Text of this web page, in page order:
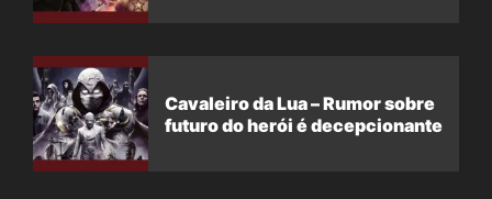
Cavaleiro da Lua – Rumor sobre
futuro do herói é decepcionante